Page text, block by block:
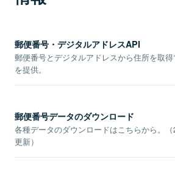
郵便番号・デジタルアドレスAPI
郵便番号とデジタルアドレスから住所を取
を提供。
郵便番号データのダウンロード
各種データのダウンロードはこちらから。（
更新）